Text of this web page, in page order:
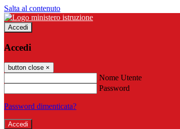
Salta al contenuto
Accedi
Accedi
button close ×
Nome Utente
Password
Password dimenticata?